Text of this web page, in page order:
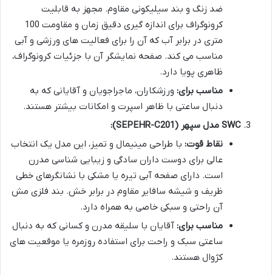
ضد زنگ و بند سیلیکونی مقاوم. مجهز به قابلیت
کرونوگراف برای اندازه گیری دقیق زمان و مقاومت 100
متری در برابر آب که آن را برای فعالیت های ورزشی و آبی
مناسب می کند. صفحه نمایشگر آن با جزئیات کرونوگراف،
ظاهری پویا دارد.
مناسب برای: ورزشکاران، ماجراجویان و آقایانی که به
دنبال ساعتی با ظاهر اسپرت و امکانات بیشتر هستند.
SWC مدل سپهر (SEPEHR-C201):
نقاط قوت: با طراحی مینیمال و تمیز، این مدل یک انتخاب
عالی برای دوست داران سادگی و زیبایی شناسی مدرن
است. دارای صفحه آبی تیره یا مشکی با نشانگرهای خطی
ظریف و شیشه سافایر مقاوم در برابر خش. بند فلزی مش
آن راحتی و سبکی خاصی به همراه دارد.
مناسب برای: آقایان با سلیقه مدرن و کسانی که به دنبال
ساعتی سبک و راحت برای استفاده روزمره یا موقعیت های
کژوال هستند.